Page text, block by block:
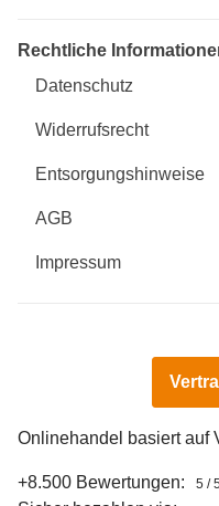
Rechtliche
Datenschutz
Widerrufsrecht
Entsorgungshinweise
AGB
Impressum
Onlinehandel basiert auf
+8.500 Bewertungen: 5 / 5